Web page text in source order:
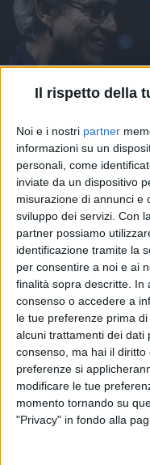
Il rispetto della
Noi e i nostri partner
informazioni su un
personali, come
inviate da un dispositivo
misurazione di annunci e
sviluppo dei servizi. Con
partner possiamo
identificazione tramite la
per consentire a noi e ai
finalità sopra descritte. In
consenso o accedere a
le tue preferenze prima di
alcuni trattamenti dei dati
consenso, ma hai il
preferenze si
modificare le tue
momento tornando su
"Privacy" in fondo alla
14 apr 2020
Andrea Bocelli e
World: Together
Da Lady Gaga a
l'OMS contro Covid-
Chi siamo
Privacy